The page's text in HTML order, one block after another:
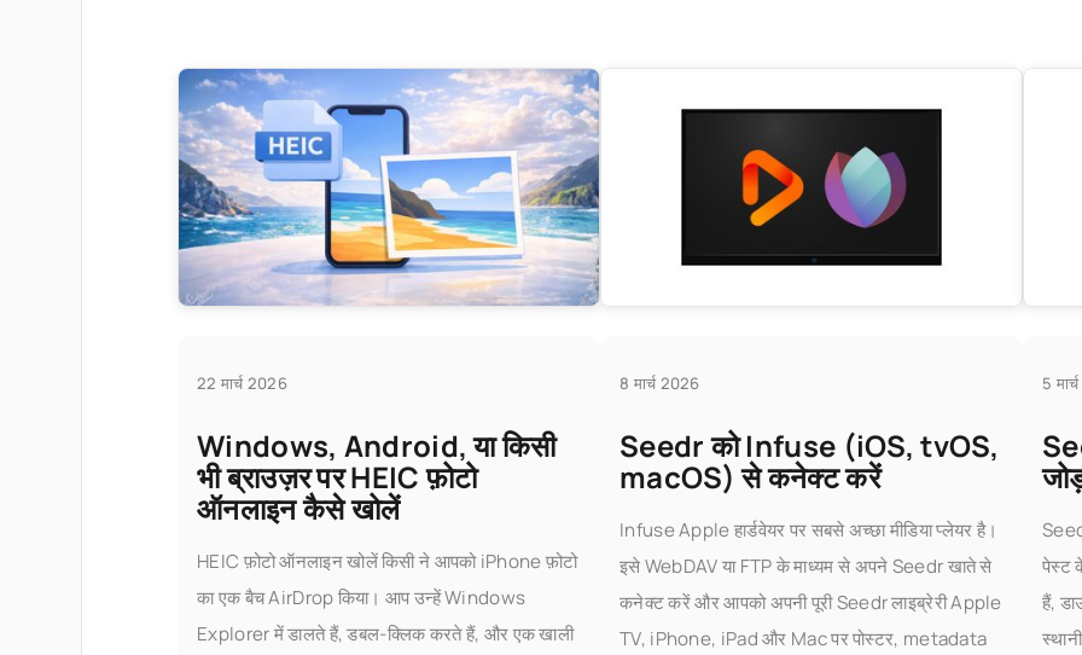
22 मार्च 2026
Windows, Android, या किसी
भी ब्राउज़र पर HEIC फ़ोटो
ऑनलाइन कैसे खोलें
HEIC फ़ोटो ऑनलाइन खोलें किसी ने आपको iPhone फ़ोटो
का एक बैच AirDrop किया। आप उन्हें Windows
Explorer में डालते हैं, डबल-क्लिक करते हैं, और एक खाली
8 मार्च 2026
Seedr को Infuse (iOS, tvOS,
macOS) से कनेक्ट करें
Infuse Apple हार्डवेयर पर सबसे अच्छा मीडिया प्लेयर है।
इसे WebDAV या FTP के माध्यम से अपने Seedr खाते से
कनेक्ट करें और आपको अपनी पूरी Seedr लाइब्रेरी Apple
TV, iPhone, iPad और Mac पर पोस्टर, metadata
5
पेस्ट
हैं,